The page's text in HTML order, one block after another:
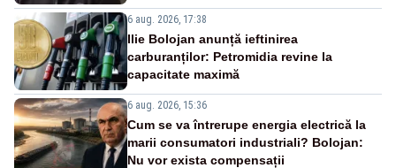
6 aug. 2026, 17:38
Ilie Bolojan anunță ieftinirea
carburanților: Petromidia revine la
capacitate maximă
6 aug. 2026, 15:36
Cum se va întrerupe energia electrică la
marii consumatori industriali? Bolojan:
Nu vor exista compensații